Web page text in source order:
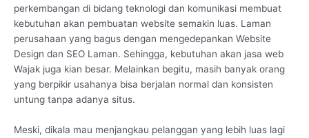
perkembangan di bidang teknologi dan komunikasi membuat
kebutuhan akan pembuatan website semakin luas. Laman
perusahaan yang bagus dengan mengedepankan Website
Design dan SEO Laman. Sehingga, kebutuhan akan jasa web
Wajak juga kian besar. Melainkan begitu, masih banyak orang
yang berpikir usahanya bisa berjalan normal dan konsisten
untung tanpa adanya situs.
Meski, dikala mau menjangkau pelanggan yang lebih luas lagi